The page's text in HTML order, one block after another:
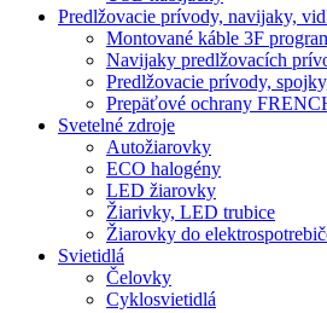
Predlžovacie prívody, navijaky,
Montované káble 3F
Navijaky predlžovacích
Predlžovacie prívody,
Prepäťové ochrany
Svetelné zdroje
Autožiarovky
ECO halogény
LED žiarovky
Žiarivky, LED trubice
Žiarovky do
Svietidlá
Čelovky
Cyklosvietidlá